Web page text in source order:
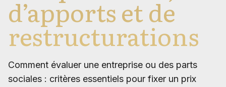
d’apports et de
restructurations
Comment évaluer une entreprise ou des parts
sociales : critères essentiels pour fixer un prix